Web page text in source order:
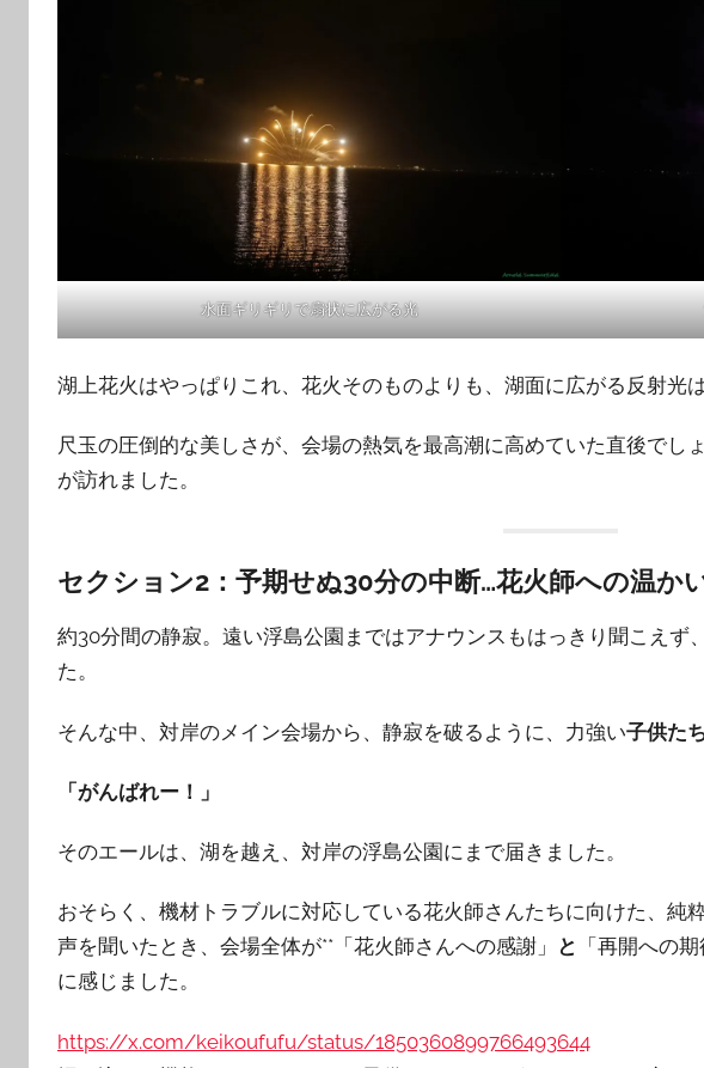
水面ギリギリで扇状に広がる光
湖上花火はやっぱりこれ、花火そのものよりも、湖面に広がる反射光
尺玉の圧倒的な美しさが、会場の熱気を最高潮に高めていた直後でし
が訪れました。
セクション2：予期せぬ30分の中断…花火師への温か
約30分間の静寂。遠い浮島公園まではアナウンスもはっきり聞こえず
た。
そんな中、対岸のメイン会場から、静寂を破るように、力強い子供た
「がんばれー！」
そのエールは、湖を越え、対岸の浮島公園にまで届きました。
おそらく、機材トラブルに対応している花火師さんたちに向けた、純
声を聞いたとき、会場全体が**「花火師さんへの感謝」
と
「再開への
に感じました。
https://x.com/keikoufufu/status/1850360899766493644